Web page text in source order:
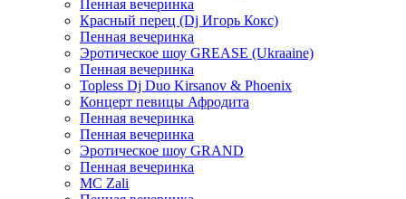
Пенная вечеринка
Красный перец (Dj Игорь Кокс)
Пенная вечеринка
Эротическое шоу GREASE (Ukraaine)
Пенная вечеринка
Topless Dj Duo Kirsanov & Phoenix
Концерт певицы Афродита
Пенная вечеринка
Пенная вечеринка
Эротическое шоу GRAND
Пенная вечеринка
MC Zali